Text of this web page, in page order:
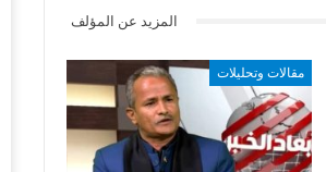
المزيد عن المؤلف
مقالات وتحليلات